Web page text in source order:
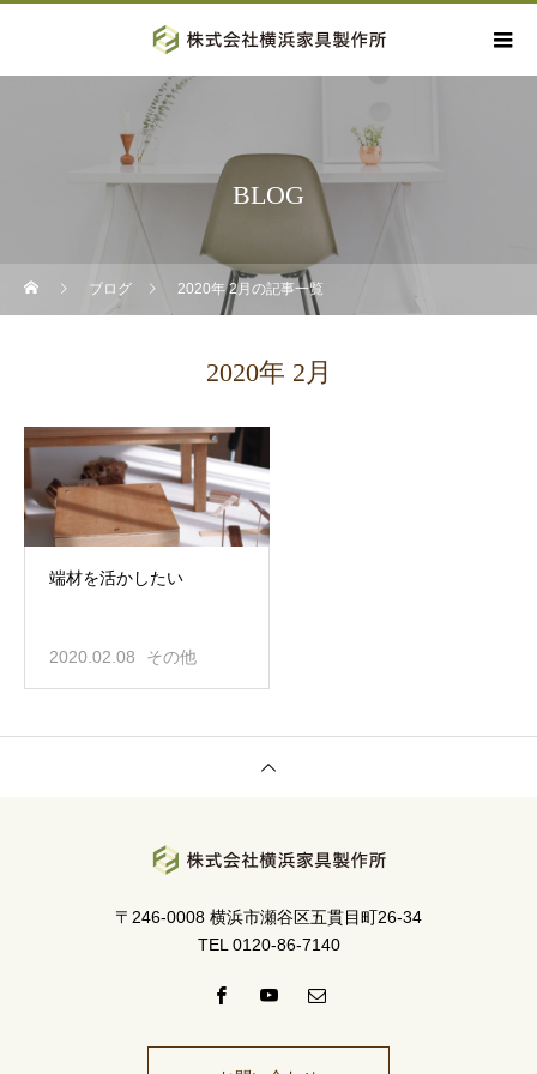
BLOG
ブログ 2020年 2月の記事一覧
2020年 2月
端材を活かしたい
2020.02.08 その他
〒246-0008 横浜市瀬谷区五貫目町26-34
TEL 0120-86-7140